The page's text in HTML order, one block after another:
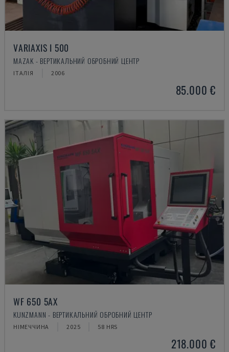
VARIAXIS I 500
MAZAK - ВЕРТИКАЛЬНИЙ ОБРОБНИЙ ЦЕНТР
ІТАЛІЯ 2006
85.000 €
WF 650 5AX
KUNZMANN - ВЕРТИКАЛЬНИЙ ОБРОБНИЙ ЦЕНТР
НІМЕЧЧИНА 2025 58 HRS
218.000 €